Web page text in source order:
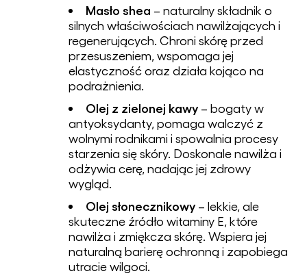
Masło shea – naturalny składnik o
silnych właściwościach nawilżających i
regenerujących. Chroni skórę przed
przesuszeniem, wspomaga jej
elastyczność oraz działa kojąco na
podrażnienia.
Olej z zielonej kawy – bogaty w
antyoksydanty, pomaga walczyć z
wolnymi rodnikami i spowalnia procesy
starzenia się skóry. Doskonale nawilża i
odżywia cerę, nadając jej zdrowy
wygląd.
Olej słonecznikowy – lekkie, ale
skuteczne źródło witaminy E, które
nawilża i zmiękcza skórę. Wspiera jej
naturalną barierę ochronną i zapobiega
utracie wilgoci.